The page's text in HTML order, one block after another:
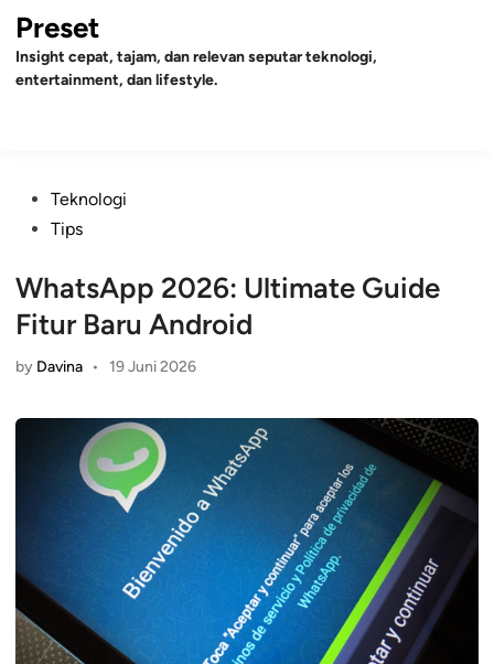
Skip
content
Preset
Insight cepat, tajam, dan relevan seputar teknologi,
entertainment, dan lifestyle.
PostedTeknologi
Tips
WhatsApp 2026: Ultimate Guide
Fitur Baru Android
by Davina • 19 Juni 2026